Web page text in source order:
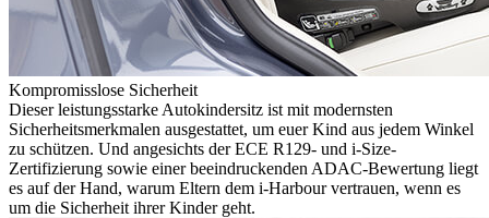
Kompromisslose Sicherheit
Dieser leistungsstarke Autokindersitz ist mit modernsten
Sicherheitsmerkmalen ausgestattet, um euer Kind aus jedem Winkel
zu schützen. Und angesichts der ECE R129- und i-Size-
Zertifizierung sowie einer beeindruckenden ADAC-Bewertung liegt
es auf der Hand, warum Eltern dem i-Harbour vertrauen, wenn es
um die Sicherheit ihrer Kinder geht.